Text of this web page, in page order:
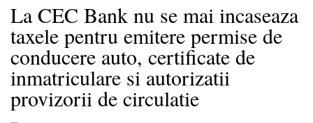
La CEC Bank nu se mai incaseaza
taxele pentru emitere permise de
conducere auto, certificate de
inmatriculare si autorizatii
provizorii de circulatie